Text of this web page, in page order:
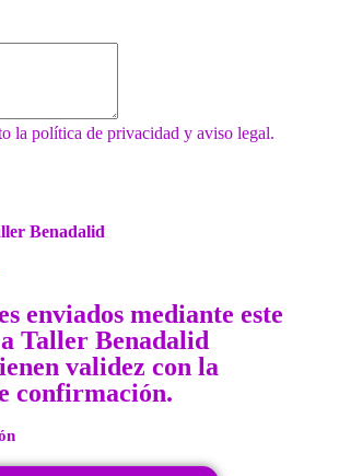
la política de privacidad y aviso legal.
Benadalid
enviados mediante este
Taller Benadalid
validez con la
confirmación.